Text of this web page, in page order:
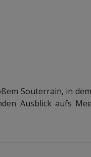
Souterrain, in
Ausblick aufs